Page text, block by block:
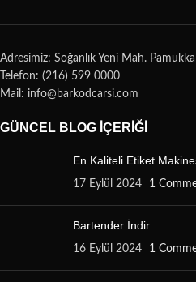
Adresimiz: Soğanlık Yeni Mah.
Telefon: (216) 599 0000
Mail: info@barkodcarsi.com
GÜNCEL BLOG İÇERIĞI
En Kaliteli Etiket
17 Eylül 2024 1
Bartender İndir
16 Eylül 2024 1